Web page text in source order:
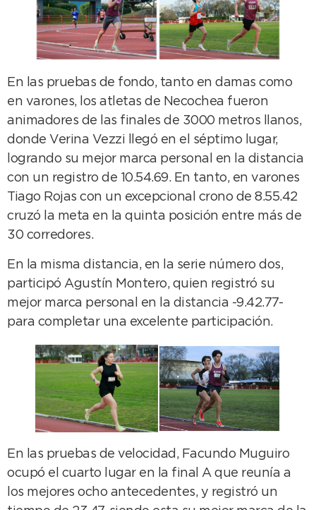
En las pruebas de fondo, tanto en damas como
en varones, los atletas de Necochea fueron
animadores de las finales de 3000 metros llanos,
donde Verina Vezzi llegó en el séptimo lugar,
logrando su mejor marca personal en la distancia
con un registro de 10.54.69. En tanto, en varones
Tiago Rojas con un excepcional crono de 8.55.42
cruzó la meta en la quinta posición entre más de
30 corredores.
En la misma distancia, en la serie número dos,
participó Agustín Montero, quien registró su
mejor marca personal en la distancia -9.42.77-
para completar una excelente participación.
En las pruebas de velocidad, Facundo Muguiro
ocupó el cuarto lugar en la final A que reunía a
los mejores ocho antecedentes, y registró un